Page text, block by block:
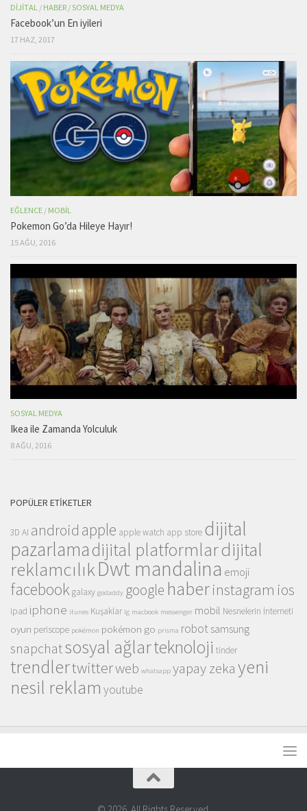
DIJITAL / HABER /SOSYAL MEDYA
Facebook’un En iyileri
17 HAZ, 2017
EĞLENCE / MOBIL
Pokemon Go’da Hileye Hayır!
15 AĞU, 2016
SOSYAL MEDYA
Ikea ile Zamanda Yolculuk
8 AĞU, 2016
POPÜLER ETIKETLER
3D AI android apple apple watch app store dijital
pazarlamadijital platformlardijital
reklamcılıkDwt mandalina emoji
facebookgalaxy godaddy google haberinstagram ios
ipad iphone itunes Kuşaklar lg macbook messenger mobil Nesnelerin İnterneti
oyun periscope pokémon pokémon go prisma robot samsung
snapchatsosyal ağlarteknoloji tinder
trendlertwitterweb whatsapp yapay zekayeni
nesil reklam youtube